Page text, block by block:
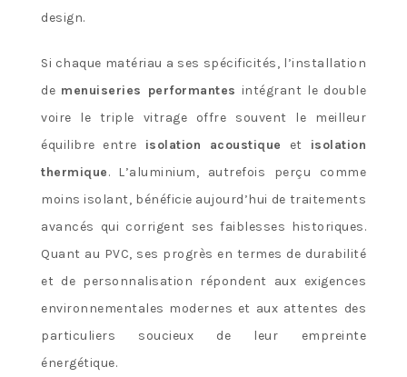
design.
Si chaque matériau a ses spécificités, l’installation
de menuiseries performantes intégrant le double
voire le triple vitrage offre souvent le meilleur
équilibre entre isolation acoustique et isolation
thermique. L’aluminium, autrefois perçu comme
moins isolant, bénéficie aujourd’hui de traitements
avancés qui corrigent ses faiblesses historiques.
Quant au PVC, ses progrès en termes de durabilité
et de personnalisation répondent aux exigences
environnementales modernes et aux attentes des
particuliers soucieux de leur empreinte
énergétique.